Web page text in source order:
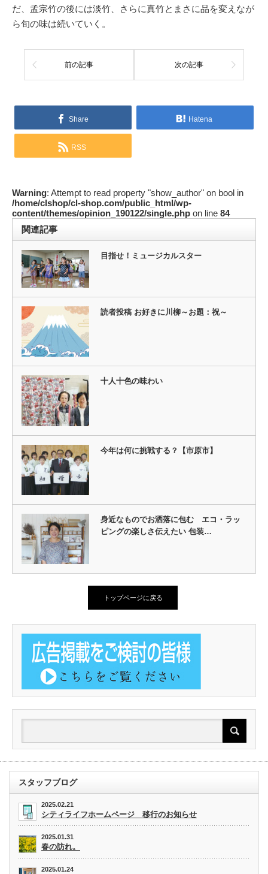
だ、孟宗竹の後には淡竹、さらに真竹とまさに品を変えなが
ら旬の味は続いていく。
前の記事 次の記事
Share Hatena
RSS
Warning: Attempt to read property "show_author" on bool in
/home/clshop/cl-shop.com/public_html/wp-
content/themes/opinion_190122/single.php on line 84
関連記事
目指せ！ミュージカルスター
読者投稿 お好きに川柳～お題：祝～
十人十色の味わい
今年は何に挑戦する？【市原市】
身近なものでお洒落に包む エコ・ラッ
ピングの楽しさ伝えたい 包装…
トップページに戻る
スタッフブログ
2025.02.21
シティライフホームページ 移行のお知らせ
2025.01.31
春の訪れ。
2025.01.24